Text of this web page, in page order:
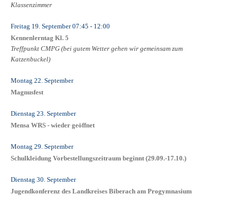
Klassenzimmer
Freitag 19. September07:45 - 12:00
Kennenlerntag Kl. 5
Treffpunkt CMPG (bei gutem Wetter gehen wir gemeinsam zum
Katzenbuckel)
Montag 22. September
Magnusfest
Dienstag 23. September
Mensa WRS - wieder geöffnet
Montag 29. September
Schulkleidung Vorbestellungszeitraum beginnt (29.09.-17.10.)
Dienstag 30. September
Jugendkonferenz des Landkreises Biberach am Progymnasium